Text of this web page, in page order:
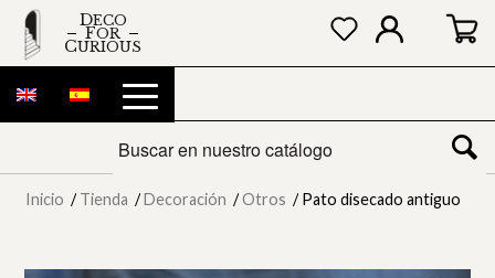
DECO
FOR
CURIOUS
Inicio / Tienda / Decoración / Otros / Pato disecado antiguo